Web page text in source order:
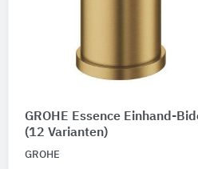
GROHE Essence Einhand-
(12 Varianten)
GROHE